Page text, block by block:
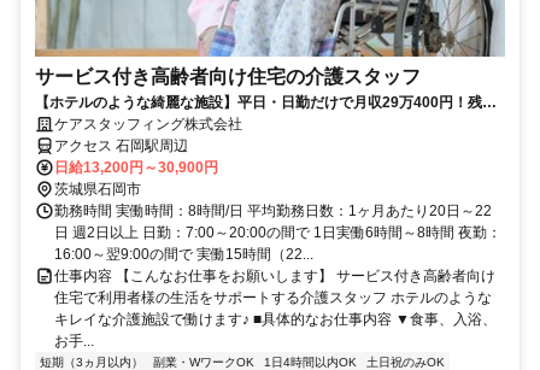
サービス付き高齢者向け住宅の介護スタッフ
【ホテルのような綺麗な施設】平日・日勤だけで月収29万400円！残業
なし｜上場グループで安定×高時給！
ケアスタッフィング株式会社
アクセス 石岡駅周辺
日給13,200円～30,900円
茨城県石岡市
勤務時間 実働時間：8時間/日 平均勤務日数：1ヶ月あたり20日～22
日 週2日以上 日勤：7:00～20:00の間で 1日実働6時間～8時間 夜勤：
16:00～翌9:00の間で 実働15時間（22...
仕事内容 【こんなお仕事をお願いします】 サービス付き高齢者向け
住宅で利用者様の生活をサポートする介護スタッフ ホテルのような
キレイな介護施設で働けます♪ ■具体的なお仕事内容 ▼食事、入浴、
お手...
短期（3ヵ月以内） 副業・WワークOK 1日4時間以内OK
土日祝のみOK